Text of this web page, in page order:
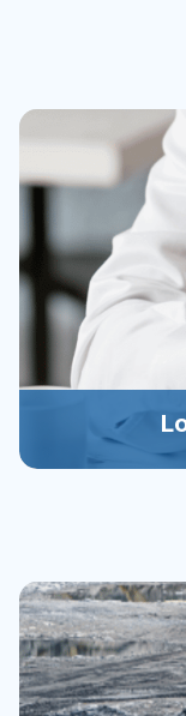
Génie-
Respecter
Naviguer
expérience